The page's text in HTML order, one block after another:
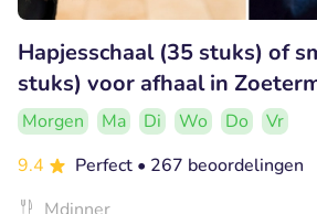
Hapjesschaal (35 stuks) of
stuks) voor afhaal in
Morgen Ma Di Wo Do
Vr
9.4
Perfect • 267 beoordelingen